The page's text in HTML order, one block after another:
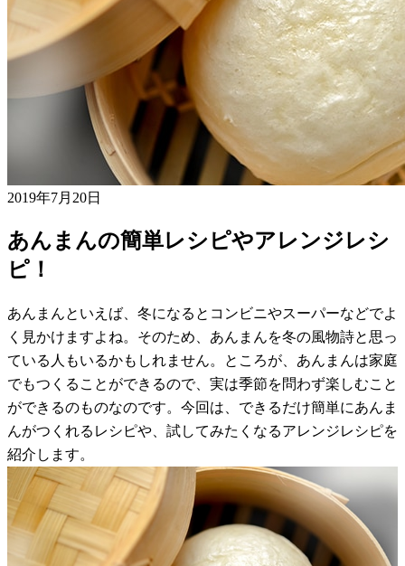
2019年7月20日
あんまんの簡単レシピやアレンジレシ
ピ！
あんまんといえば、冬になるとコンビニやスーパーなどでよ
く見かけますよね。そのため、あんまんを冬の風物詩と思っ
ている人もいるかもしれません。ところが、あんまんは家庭
でもつくることができるので、実は季節を問わず楽しむこと
ができるのものなのです。今回は、できるだけ簡単にあんま
んがつくれるレシピや、試してみたくなるアレンジレシピを
紹介します。